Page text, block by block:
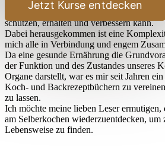
Jetzt Kurse entdecken
dürfen, wie der Mensch durch bewußtes
schützen, erhalten und verbessern kann.
Dabei herausgekommen ist eine
mich alle in Verbindung und engem
Da eine gesunde Ernährung die
der Funktion und des Zustandes unseres
Organe darstellt, war es mir seit Jahren
Koch- und Backrezeptbüchern zu
zu lassen.
Ich möchte meine lieben Leser ermutigen,
am Selberkochen wiederzuentdecken, um
Lebensweise zu finden.